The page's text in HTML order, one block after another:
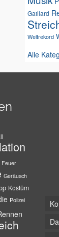
Gaillard
Weltrekord
Alle
Feuer
Geräusch
Kostüm
Polizei